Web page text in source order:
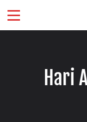
Hari